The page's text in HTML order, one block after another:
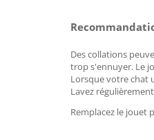
Des collations
trop s'ennuyer. Le
Lorsque votre chat
Lavez
Remplacez le jouet